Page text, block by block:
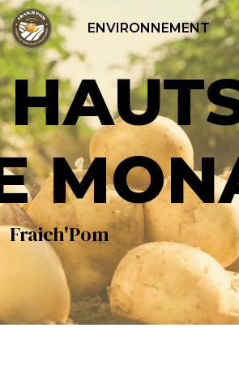
ENVIRONNEMENT
Fraich'Pom